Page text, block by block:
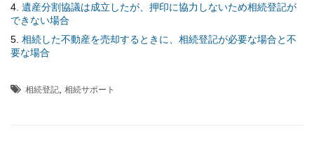
遺産分割協議は成立したが、押印に協力しないため相続登記が
できない場合
相続した不動産を売却するときに、相続登記が必要な場合と不
要な場合
相続登記, 相続サポート